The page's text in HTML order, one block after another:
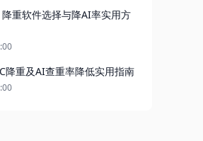
重软件选择与降AI率实用方
降重及AI查重率降低实用指南